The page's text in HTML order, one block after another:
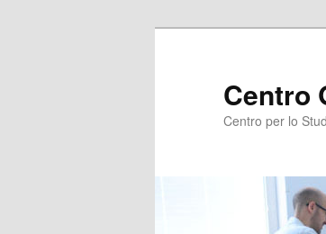
Centro
Centro per lo